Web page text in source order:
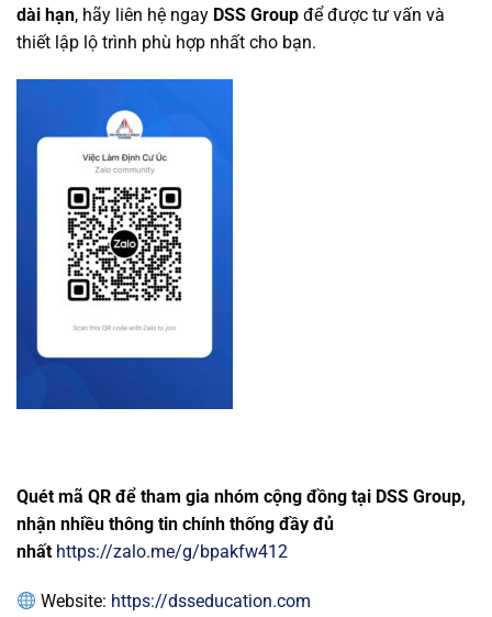
dài hạn, hãy liên hệ ngay DSS Group để được tư vấn và
thiết lập lộ trình phù hợp nhất cho bạn.
Quét mã QR để tham gia nhóm cộng đồng tại DSS Group,
nhận nhiều thông tin chính thống đầy đủ
nhất https://zalo.me/g/bpakfw412
Website: https://dsseducation.com